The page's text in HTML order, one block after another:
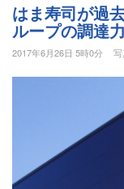
はま寿司が過
ループの調達力
2017年6月26日 5時0分